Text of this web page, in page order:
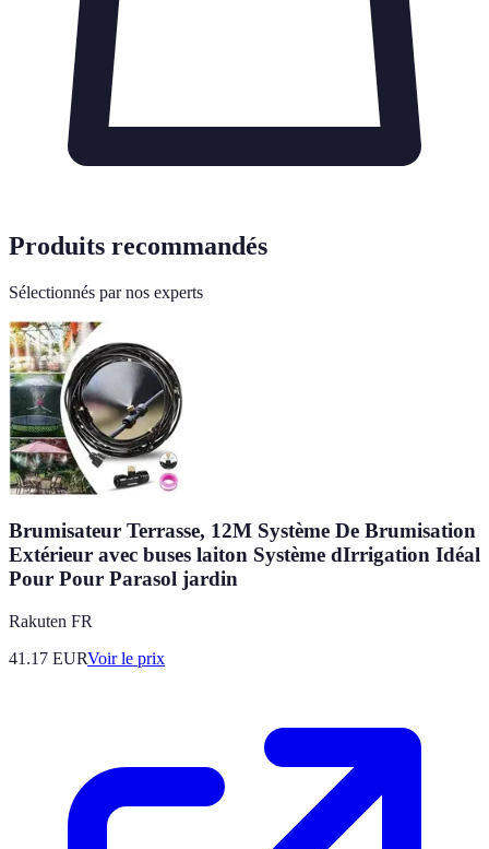
Produits recommandés
Sélectionnés par nos experts
Brumisateur Terrasse, 12M Système De Brumisation
Extérieur avec buses laiton Système dIrrigation Idéal
Pour Pour Parasol jardin
Rakuten FR
41.17 EURVoir le prix